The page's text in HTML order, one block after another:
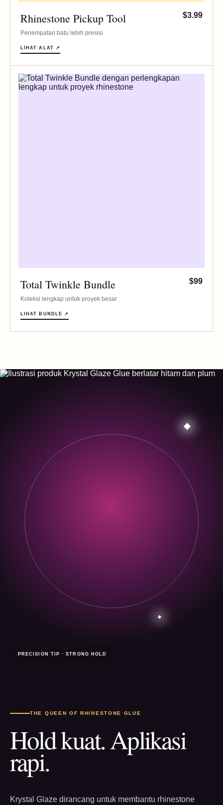
Rhinestone Pickup Tool
Penempatan batu lebih presisi
$3.99
LIHAT ALAT ↗
Total Twinkle Bundle
Koleksi lengkap untuk proyek besar
$99
LIHAT BUNDLE ↗
PRECISION TIP · STRONG HOLD
THE QUEEN OF RHINESTONE GLUE
Hold kuat. Aplikasi
rapi.
Krystal Glaze dirancang untuk membantu rhinestone